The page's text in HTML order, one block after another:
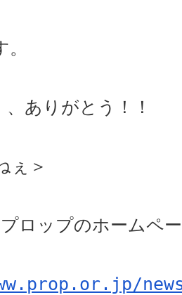
ありがとう！！
ぇ＞
ロップのホームペ